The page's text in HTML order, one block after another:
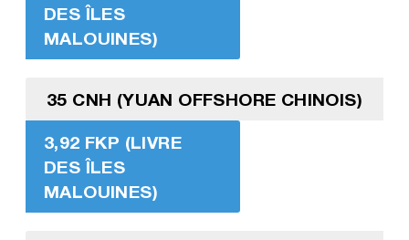
DES ÎLES
MALOUINES)
35 CNH (YUAN OFFSHORE CHINOIS)
3,92 FKP (LIVRE
DES ÎLES
MALOUINES)